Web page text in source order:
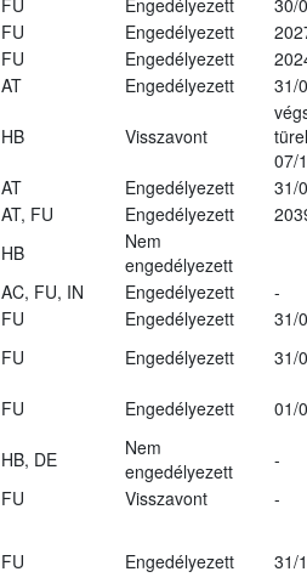
FU Engedélyezett
30/
FU Engedélyezett
FU Engedélyezett
AT Engedélyezett 31/
HB Visszavont
07/
AT Engedélyezett
31/
AT, FU Engedélyezett
HB
Nem
engedélyezett
AC, FU, IN Engedélyezett
-
FU Engedélyezett
31/
FU Engedélyezett
31/
FU Engedélyezett 01/
HB, DE
Nem
engedélyezett
-
FU Visszavont
-
FU Engedélyezett 31/